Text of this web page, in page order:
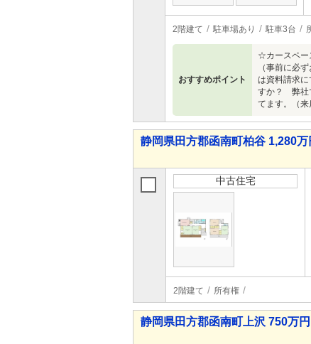
2階建て 駐車場あり 駐車3台
おすすめポイント
☆カースペー
（事前に必
は資料請求
すか？ 弊社
てます。（来
静岡県田方郡函南町柏谷 1,280
中古住宅
2階建て 所有権
静岡県田方郡函南町上沢 750万